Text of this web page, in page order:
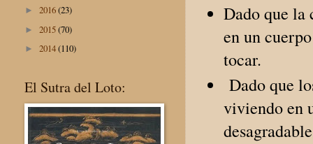
Dado que la
en un
tocar.
Dado que
viviendo en
► 2016(23)
► 2015(70)
► 2014(110)
El Sutra del Loto: